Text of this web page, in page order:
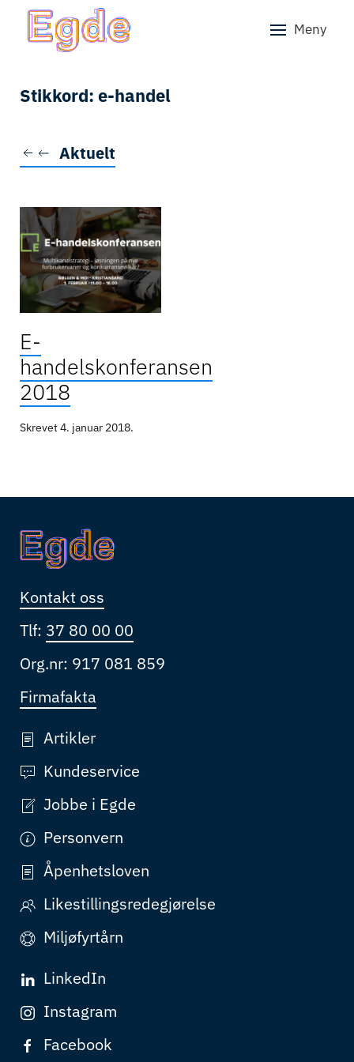
Skip to main content Meny
Stikkord: e-handel
Aktuelt
E-
handelskonferansen
2018
Skrevet4. januar 2018.
Kontakt oss
Tlf: 37 80 00 00
Org.nr: 917 081 859
Firmafakta
Artikler
Kundeservice
Jobbe i Egde
Personvern
Åpenhetsloven
Likestillingsredegjørelse
Miljøfyrtårn
LinkedIn
Instagram
Facebook